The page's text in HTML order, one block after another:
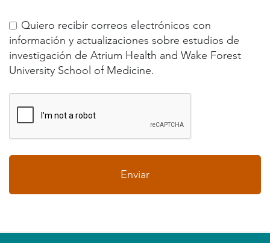
Quiero recibir correos electrónicos con
información y actualizaciones sobre estudios de
investigación de Atrium Health and Wake Forest
University School of Medicine.